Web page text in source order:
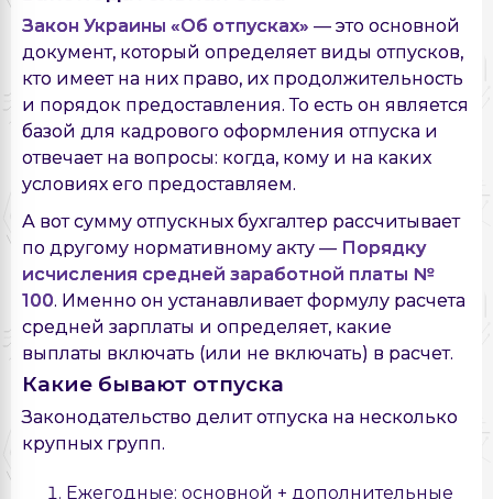
Закон Украины «Об отпусках» — это основной
документ, который определяет виды отпусков,
кто имеет на них право, их продолжительность
и порядок предоставления. То есть он является
базой для кадрового оформления отпуска и
отвечает на вопросы: когда, кому и на каких
условиях его предоставляем.
А вот сумму отпускных бухгалтер рассчитывает
по другому нормативному акту — Порядку
исчисления средней заработной платы №
100. Именно он устанавливает формулу расчета
средней зарплаты и определяет, какие
выплаты включать (или не включать) в расчет.
Какие бывают отпуска
Законодательство делит отпуска на несколько
крупных групп.
Ежегодные: основной + дополнительные